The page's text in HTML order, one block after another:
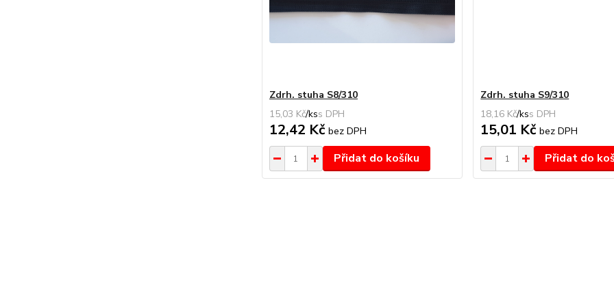
Zdrh. stuha S8/310
15,03 Kč/ks
12,42 Kč bez DPH
Přidat do košíku
Zdrh. stuha S9/310
18,16 Kč/ks
15,01 Kčbez DPH
Přidat do